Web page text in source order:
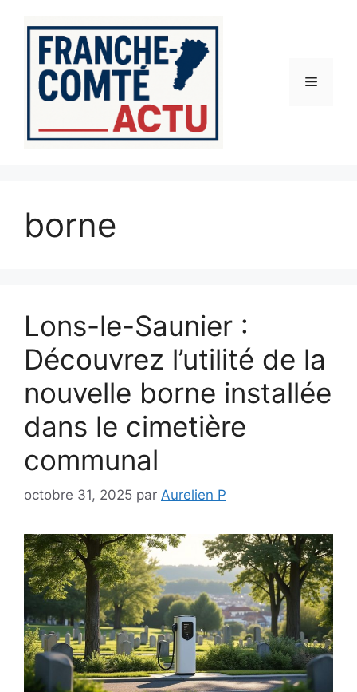
contenu
Menu
borne
Lons-le-Saunier :
Découvrez l’utilité de la
nouvelle borne installée
dans le cimetière
communal
octobre 31, 2025 par Aurelien P